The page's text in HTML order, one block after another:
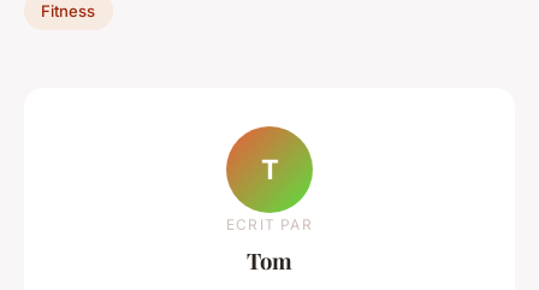
Fitness
T
ECRIT PAR
Tom